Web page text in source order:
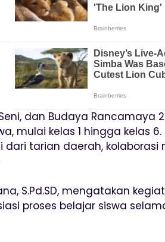
dan Budaya Rancamaya
mulai kelas 1 hingga kelas 6.
tarian daerah, kolaborasi
S.Pd.SD, mengatakan
proses belajar siswa